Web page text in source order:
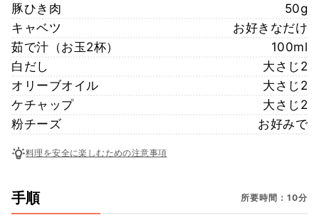
豚ひき肉
50g
キャベツ
お好きなだけ
茹で汁（お玉2杯）
100ml
白だし
大さじ2
オリーブオイル
大さじ2
ケチャップ
大さじ2
粉チーズ
お好みで
料理を安全に楽しむための注意事項
手順 所要時間：10分